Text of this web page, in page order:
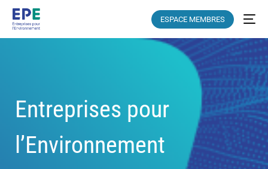
ESPACE MEMBRES
Entreprises pour
l’Environnement